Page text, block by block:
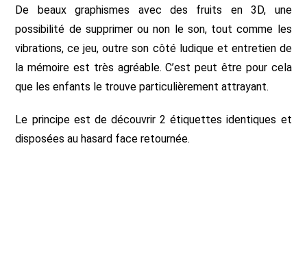
De beaux graphismes avec des fruits en 3D, une
possibilité de supprimer ou non le son, tout comme les
vibrations, ce jeu, outre son côté ludique et entretien de
la mémoire est très agréable. C’est peut être pour cela
que les enfants le trouve particulièrement attrayant.
Le principe est de découvrir 2 étiquettes identiques et
disposées au hasard face retournée.